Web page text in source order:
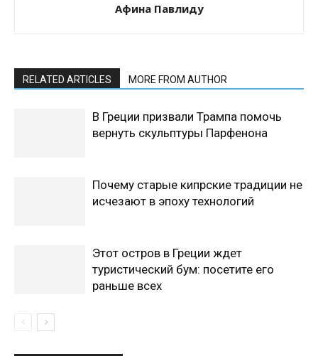
Афина Павлиду
RELATED ARTICLES MORE FROM AUTHOR
В Греции призвали Трампа помочь
вернуть скульптуры Парфенона
Почему старые кипрские традиции не
исчезают в эпоху технологий
Этот остров в Греции ждет
туристический бум: посетите его
раньше всех